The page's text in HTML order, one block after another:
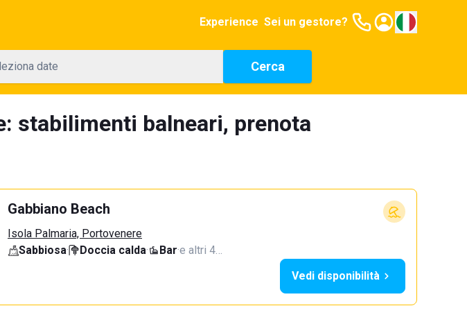
Experience Sei un gestore?
date Cerca
stabilimenti balneari, prenota
Gabbiano Beach
Isola Palmaria, Portovenere
Sabbiosa· Doccia calda· Bar·e altri 4…
Vedi disponibilità